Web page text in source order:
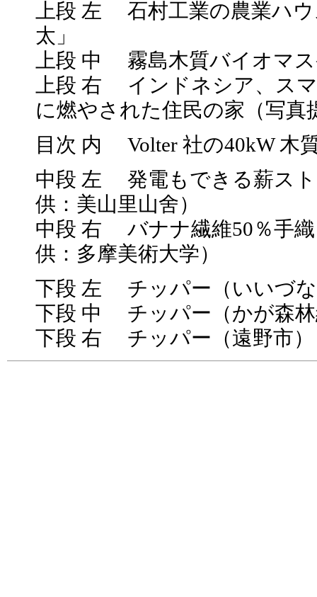
上段 左 石村工業の農業ハ
太」
上段 中 霧島木質バイオマ
上段 右 インドネシア、ス
に燃やされた住民の家（写真
目次 内 Volter 社の40kW 木
中段 左 発電もできる薪スト
供：美山里山舍）
中段 右 バナナ繊維50％手織
供：多摩美術大学）
下段 左 チッパー（いいづな
下段 中 チッパー（かが森林
下段 右 チッパー（遠野市）